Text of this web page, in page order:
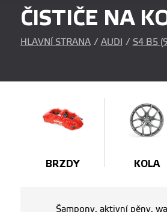
ČISTIČE NA
HLAVNÍ STRANA / AUDI / S4 B5
BRZDY KOLA
Šampony, aktivní pěny,